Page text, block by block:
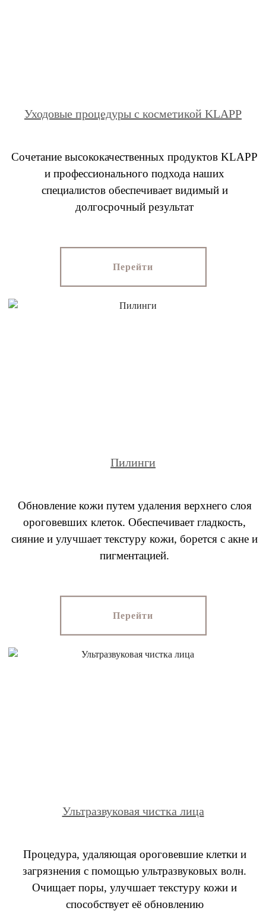
Уходовые процедуры с косметикой KLAPP
Сочетание высококачественных продуктов KLAPP
и профессионального подхода наших
специалистов обеспечивает видимый и
долгосрочный результат
Перейти
Пилинги
Обновление кожи путем удаления верхнего слоя
ороговевших клеток. Обеспечивает гладкость,
сияние и улучшает текстуру кожи, борется с акне и
пигментацией.
Перейти
Ультразвуковая чистка лица
Процедура, удаляющая ороговевшие клетки и
загрязнения с помощью ультразвуковых волн.
Очищает поры, улучшает текстуру кожи и
способствует её обновлению